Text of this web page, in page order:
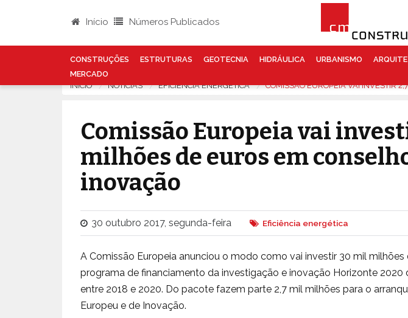
Início Números Publicados
CONSTRUÇÕES ESTRUTURAS GEOTECNIA HIDRÁULICA URBANISMO
MERCADO
INÍCIO NOTÍCIAS EFICIÊNCIA ENERGÉTICA COMISSÃO EUROPEIA VAI INVESTIR
Comissão Europeia vai
milhões de euros em
inovação
30 outubro 2017, segunda-feira Eficiência energética
A Comissão Europeia anunciou o modo como vai investir 30 mil milhões
programa de financiamento da investigação e inovação Horizonte 2020
entre 2018 e 2020. Do pacote fazem parte 2,7 mil milhões para o
Europeu e de Inovação.